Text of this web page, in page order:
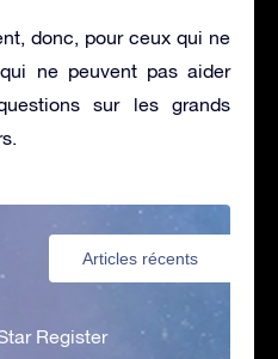
donc, pour ceux qui ne
ne peuvent pas aider
sur les grands
Articles récents
Register